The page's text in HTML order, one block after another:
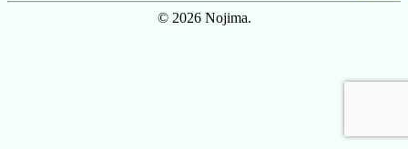
© 2026 Nojima.